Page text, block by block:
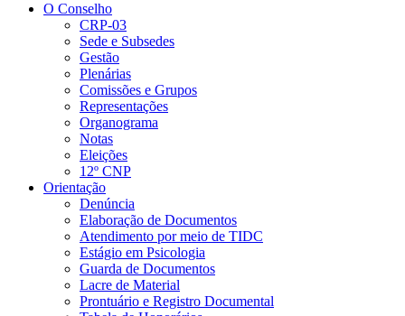
O Conselho
CRP-03
Sede e Subsedes
Gestão
Plenárias
Comissões e Grupos
Representações
Organograma
Notas
Eleições
12º CNP
Orientação
Denúncia
Elaboração de Documentos
Atendimento por meio de TIDC
Estágio em Psicologia
Guarda de Documentos
Lacre de Material
Prontuário e Registro Documental